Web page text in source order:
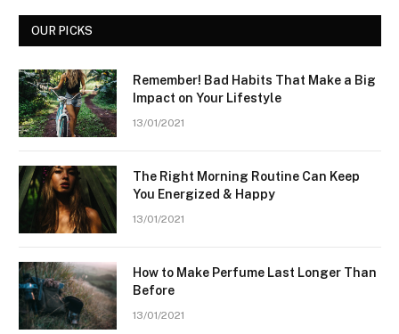
OUR PICKS
Remember! Bad Habits That Make a Big
Impact on Your Lifestyle
13/01/2021
The Right Morning Routine Can Keep
You Energized & Happy
13/01/2021
How to Make Perfume Last Longer Than
Before
13/01/2021